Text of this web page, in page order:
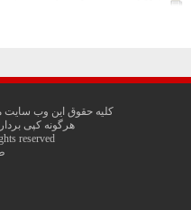
کليه حقوق اين وب
هرگونه کپی
reserved